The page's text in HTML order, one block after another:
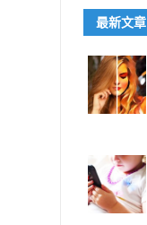
最新文章